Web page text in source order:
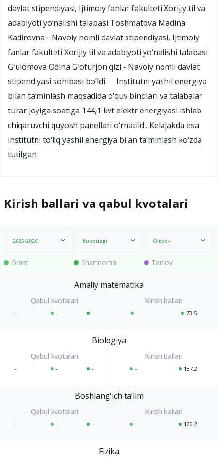
davlat stipendiyasi, Ijtimoiy fanlar fakulteti Xorijiy til va
adabiyoti yo‘nalishi talabasi Toshmatova Madina
Kadirovna - Navoiy nomli davlat stipendiyasi, Ijtimoiy
fanlar fakulteti Xorijiy til va adabiyoti yo‘nalishi talabasi
Gʻulomova Odina Gʻofurjon qizi - Navoiy nomli davlat
stipendiyasi sohibasi bo‘ldi. Institutni yashil energiya
bilan ta’minlash maqsadida o‘quv binolari va talabalar
turar joyiga soatiga 144,1 kvt elektr energiyasi ishlab
chiqaruvchi quyosh panellari o‘rnatildi. Kelajakda esa
institutni to‘liq yashil energiya bilan ta’minlash ko‘zda
tutilgan.
Kirish ballari va qabul kvotalari
2025-2026 Kunduzgi O‘zbek
Grant Shartnoma Tanlov
Amaliy matematika
- - - - 73.5
Biologiya
- - - - 137.2
Boshlangʻich taʼlim
- - - - 122.2
Fizika